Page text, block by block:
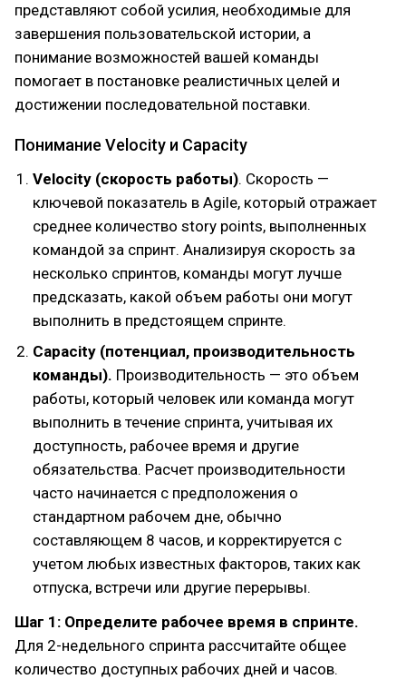
представляют собой усилия, необходимые для
завершения пользовательской истории, а
понимание возможностей вашей команды
помогает в постановке реалистичных целей и
достижении последовательной поставки.
Понимание Velocity и Capacity
Velocity (скорость работы). Скорость —
ключевой показатель в Agile, который отражает
среднее количество story points, выполненных
командой за спринт. Анализируя скорость за
несколько спринтов, команды могут лучше
предсказать, какой объем работы они могут
выполнить в предстоящем спринте.
Capacity (потенциал, производительность
команды). Производительность — это объем
работы, который человек или команда могут
выполнить в течение спринта, учитывая их
доступность, рабочее время и другие
обязательства. Расчет производительности
часто начинается с предположения о
стандартном рабочем дне, обычно
составляющем 8 часов, и корректируется с
учетом любых известных факторов, таких как
отпуска, встречи или другие перерывы.
Шаг 1: Определите рабочее время в спринте.
Для 2-недельного спринта рассчитайте общее
количество доступных рабочих дней и часов.